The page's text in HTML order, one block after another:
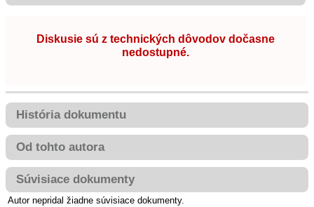
Diskusie sú z technických dôvodov dočasne
nedostupné.
História dokumentu
Od tohto autora
Súvisiace dokumenty
Autor nepridal žiadne súvisiace dokumenty.